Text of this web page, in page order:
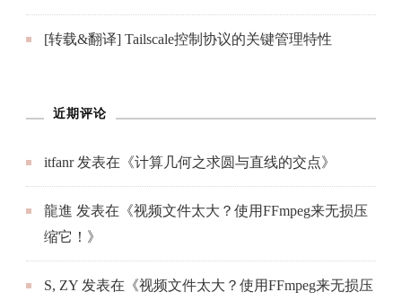
[转载&翻译] Tailscale控制协议的关键管理特性
近期评论
itfanr发表在《计算几何之求圆与直线的交点》
龍進 发表在《视频文件太大？使用FFmpeg来无损压
缩它！ 》
S, ZY 发表在《视频文件太大？使用FFmpeg来无损压